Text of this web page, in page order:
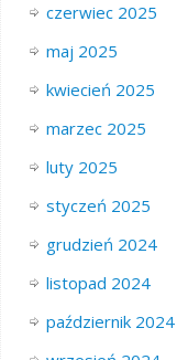
czerwiec 2025
maj 2025
kwiecień 2025
marzec 2025
luty 2025
styczeń 2025
grudzień 2024
listopad 2024
październik 2024